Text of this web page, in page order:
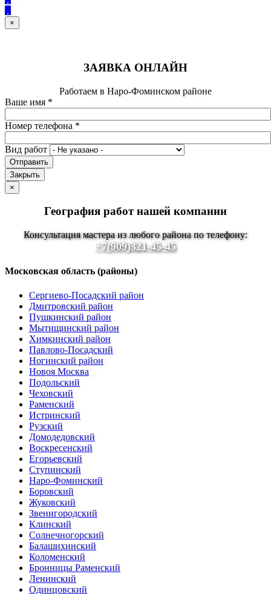
×
ЗАЯВКА ОНЛАЙН
Работаем в Наро-Фоминском районе
Ваше имя *
Номер телефона *
Вид работ
Отправить
Закрыть
×
География работ нашей компании
Консультация мастера из любого района по телефону:
+7(909)321-45-45
Московская область (районы)
Сергиево-Посадский район
Дмитровский район
Пушкинский район
Мытищинский район
Химкинский район
Павлово-Посадский
Ногинский район
Новоя Москва
Подольский
Чеховский
Раменский
Истринский
Рузский
Домодедовский
Воскресенский
Егорьевский
Ступинский
Наро-Фоминский
Боровский
Жуковский
Звенигородский
Клинский
Солнечногорский
Балашихинский
Коломенский
Бронницы Раменский
Ленинский
Одинцовский